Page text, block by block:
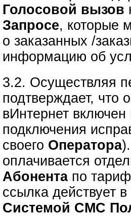
Голосовой вызов
Запросе, которые
о заказанных /
информацию об
3.2. Осуществляя
подтверждает, что
вИнтернет
подключения
своего Оператора
оплачивается
Абонентапо
ссылка действует
Системой СМС